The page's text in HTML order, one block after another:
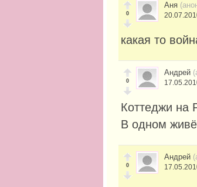
0
Аня
какая то
0
Андрей
Коттеджи на
В одном
0
Андрей